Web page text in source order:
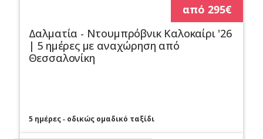
από 295€
Δαλματία - Ντουμπρόβνικ Καλοκαίρι '26
| 5 ημέρες με αναχώρηση από
Θεσσαλονίκη
5 ημέρες - οδικώς ομαδικό ταξίδι